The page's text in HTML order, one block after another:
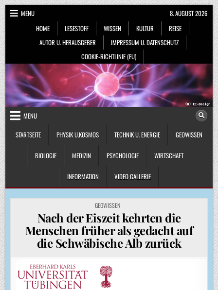
Skip
to
content
MENU
HOME
LESESTOFF WISSEN KULTUR
REISE
AUTOR U. HERAUSGEBER
IMPRESSUM U. DATENSCHUTZ
COOKIE-RICHTLINIE (EU)
8. AUGUST 2026
MENU
STARTSEITE
PHYSIK U.KOSMOS TECHNIK U. ENERGIE GEOWISSEN
BIOLOGIE MEDIZIN PSYCHOLOGIE WIRTSCHAFT
INFORMATION VIDEO GALLERIE
POSTED
IN
GEOWISSEN
Nach der Eiszeit kehrten die
Menschen früher als gedacht auf
die Schwäbische Alb zurück